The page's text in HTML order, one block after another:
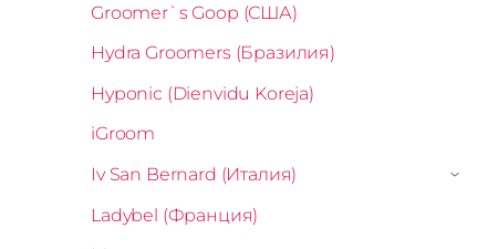
Groomer`s Goop (США)
Hydra Groomers (Бразилия)
Hyponic (Dienvidu Koreja)
iGroom
Iv San Bernard (Италия)
›
Ladybel (Франция)